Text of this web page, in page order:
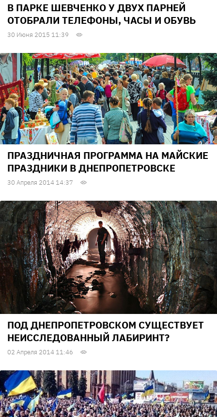
В ПАРКЕ ШЕВЧЕНКО У ДВУХ ПАРНЕЙ
ОТОБРАЛИ ТЕЛЕФОНЫ, ЧАСЫ И ОБУВЬ
30 Июня 2015 11:39
ПРАЗДНИЧНАЯ ПРОГРАММА НА МАЙСКИЕ
ПРАЗДНИКИ В ДНЕПРОПЕТРОВСКЕ
30 Апреля 2014 14:37
ПОД ДНЕПРОПЕТРОВСКОМ СУЩЕСТВУЕТ
НЕИССЛЕДОВАННЫЙ ЛАБИРИНТ?
02 Апреля 2014 11:46